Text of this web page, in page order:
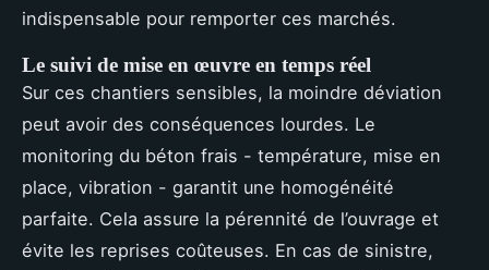
indispensable pour remporter ces marchés.
Le suivi de mise en œuvre en temps réel
Sur ces chantiers sensibles, la moindre déviation
peut avoir des conséquences lourdes. Le
monitoring du béton frais - température, mise en
place, vibration - garantit une homogénéité
parfaite. Cela assure la pérennité de l’ouvrage et
évite les reprises coûteuses. En cas de sinistre,